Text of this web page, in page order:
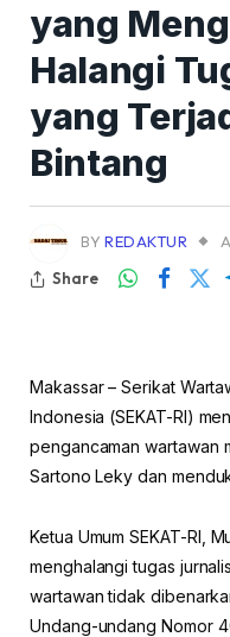
yang
Halangi
yang
Bintang
BY REDAKTUR
Share
Makassar – Serikat
Indonesia (SEKAT-RI)
pengancaman wartawan
Sartono Leky dan
Ketua Umum SEKAT-RI,
menghalangi tugas
wartawan tidak
Undang-undang Nomor